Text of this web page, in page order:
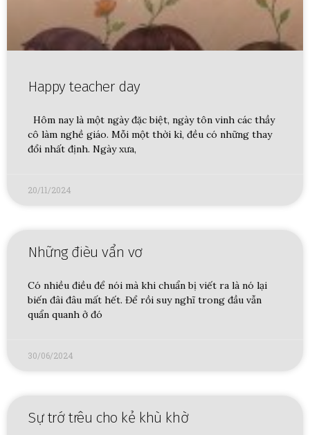
Happy teacher day
Hôm nay là một ngày đặc biệt, ngày tôn vinh các thầy
cô làm nghề giáo. Mỗi một thời kì, đều có những thay
đổi nhất định. Ngày xưa,
20/11/2024
Những đièu vẩn vơ
Có nhiều điều để nói mà khi chuẩn bị viết ra là nó lại
biến đâi đâu mất hết. Để rồi suy nghĩ trong đầu vẫn
quẩn quanh ở đó
30/06/2024
Sự trớ trêu cho kẻ khù khờ